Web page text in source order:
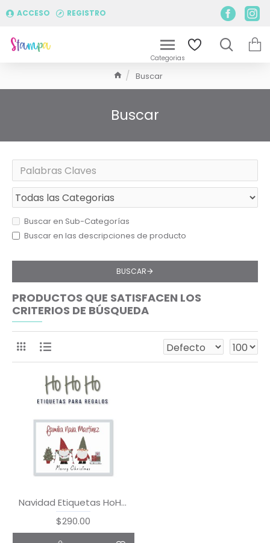
ACCESO REGISTRO
Buscar
Buscar
Buscar en Sub-Categorías
Buscar en las descripciones de producto
BUSCAR
PRODUCTOS QUE SATISFACEN LOS
CRITERIOS DE BÚSQUEDA
Navidad Etiquetas HoHoHo
$290.00